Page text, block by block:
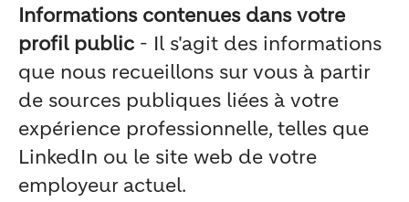
Informations contenues dans votre
profil public - Il s'agit des informations
que nous recueillons sur vous à partir
de sources publiques liées à votre
expérience professionnelle, telles que
LinkedIn ou le site web de votre
employeur actuel.